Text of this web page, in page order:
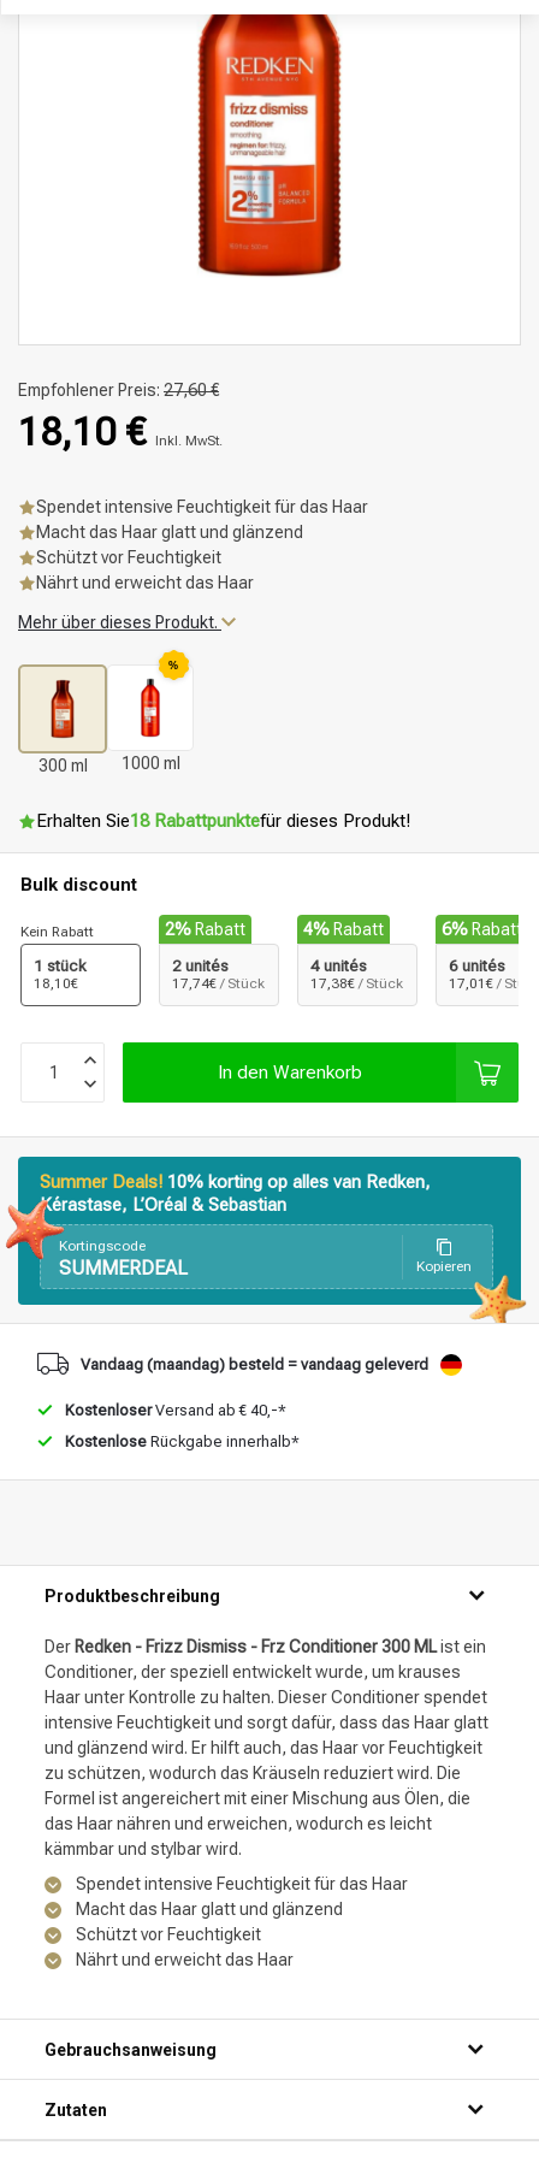
Stylingprodukte Haarfärbung
Empfohlener Preis: 27,60 €
18,10 € Inkl. MwSt.
Spendet intensive Feuchtigkeit für das Haar
Macht das Haar glatt und glänzend
Schützt vor Feuchtigkeit
Nährt und erweicht das Haar
Mehr über dieses Produkt.
300 ml
%
1000 ml
Erhalten Sie18 Rabattpunktefür dieses Produkt!
Bulk discount
Kein Rabatt
1 stück
18,10€
2% Rabatt
2 unités
17,74€ / Stück
4% Rabatt
4 unités
17,38€ / Stück
6% Rabatt
6 unités
17,01€ /
In den Warenkorb
Summer Deals! 10% korting op alles van Redken,
Kérastase, L’Oréal & Sebastian
Kortingscode
SUMMERDEAL Kopieren
Vandaag (maandag) besteld = vandaag geleverd
KostenloserVersand ab € 40,-*
Kostenlose Rückgabe innerhalb*
Produktbeschreibung
Der Redken - Frizz Dismiss - Frz Conditioner 300 MList ein
Conditioner, der speziell entwickelt wurde, um krauses
Haar unter Kontrolle zu halten. Dieser Conditioner spendet
intensive Feuchtigkeit und sorgt dafür, dass das Haar glatt
und glänzend wird. Er hilft auch, das Haar vor Feuchtigkeit
zu schützen, wodurch das Kräuseln reduziert wird. Die
Formel ist angereichert mit einer Mischung aus Ölen, die
das Haar nähren und erweichen, wodurch es leicht
kämmbar und stylbar wird.
Spendet intensive Feuchtigkeit für das Haar
Macht das Haar glatt und glänzend
Schützt vor Feuchtigkeit
Nährt und erweicht das Haar
Gebrauchsanweisung
Schritt 2: Trage eine kleine Menge des Produkts auf deine
Hände auf.
Zutaten